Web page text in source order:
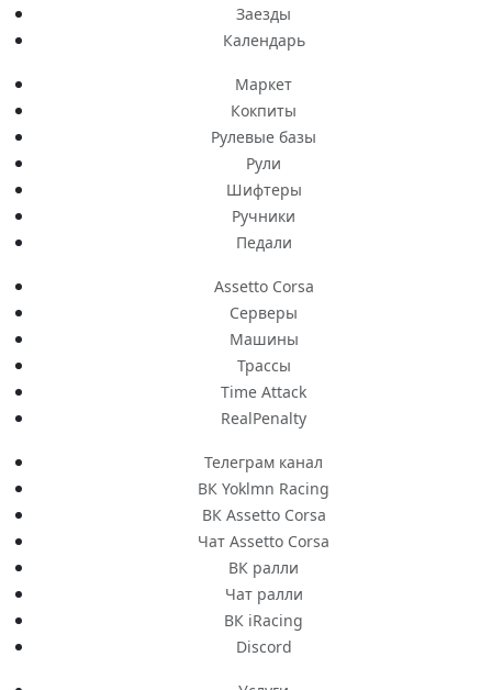
Заезды
Календарь
Маркет
Кокпиты
Рулевые базы
Рули
Шифтеры
Ручники
Педали
Assetto Corsa
Серверы
Машины
Трассы
Time Attack
RealPenalty
Телеграм канал
ВК Yoklmn Racing
ВК Assetto Corsa
Чат Assetto Corsa
ВК ралли
Чат ралли
ВК iRacing
Discord